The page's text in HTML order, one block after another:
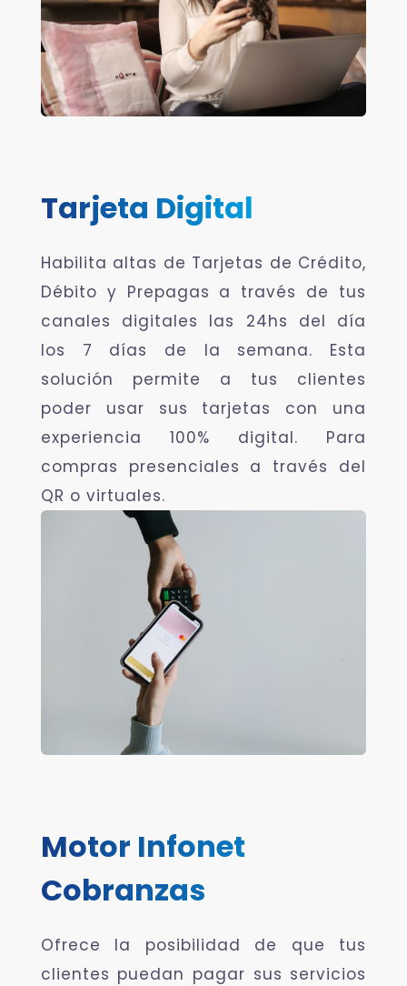
Tarjeta Digital
Habilita altas de Tarjetas de Crédito,
Débito y Prepagas a través de tus
canales digitales las 24hs del día
los 7 días de la semana. Esta
solución permite a tus clientes
poder usar sus tarjetas con una
experiencia 100% digital. Para
compras presenciales a través del
QR o virtuales.
Motor Infonet
Cobranzas
Ofrece la posibilidad de que tus
clientes puedan pagar sus servicios